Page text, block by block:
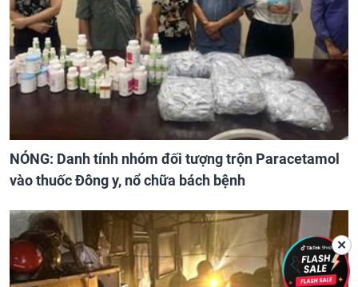
NÓNG: Danh tính nhóm đối tượng trộn Paracetamol
vào thuốc Đông y, nổ chữa bách bệnh
✕